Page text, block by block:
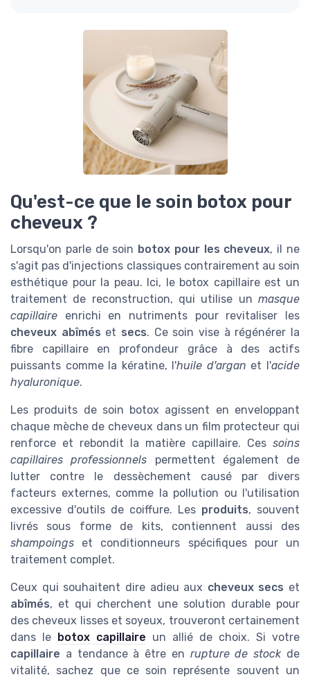
Qu'est-ce que le soin botox pour
cheveux ?
Lorsqu'on parle de soin botox pour les cheveux, il ne
s'agit pas d'injections classiques contrairement au soin
esthétique pour la peau. Ici, le botox capillaire est un
traitement de reconstruction, qui utilise un masque
capillaire enrichi en nutriments pour revitaliser les
cheveux abîmés et secs. Ce soin vise à régénérer la
fibre capillaire en profondeur grâce à des actifs
puissants comme la kératine, l'huile d'argan et l'acide
hyaluronique.
Les produits de soin botox agissent en enveloppant
chaque mèche de cheveux dans un film protecteur qui
renforce et rebondit la matière capillaire. Ces soins
capillaires professionnels permettent également de
lutter contre le dessèchement causé par divers
facteurs externes, comme la pollution ou l'utilisation
excessive d'outils de coiffure. Les produits, souvent
livrés sous forme de kits, contiennent aussi des
shampoings et conditionneurs spécifiques pour un
traitement complet.
Ceux qui souhaitent dire adieu aux cheveux secs et
abîmés, et qui cherchent une solution durable pour
des cheveux lisses et soyeux, trouveront certainement
dans le botox capillaire un allié de choix. Si votre
capillaire a tendance à être en rupture de stockde
vitalité, sachez que ce soin représente souvent un